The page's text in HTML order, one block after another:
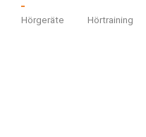
Hörgeräte Hörtraining